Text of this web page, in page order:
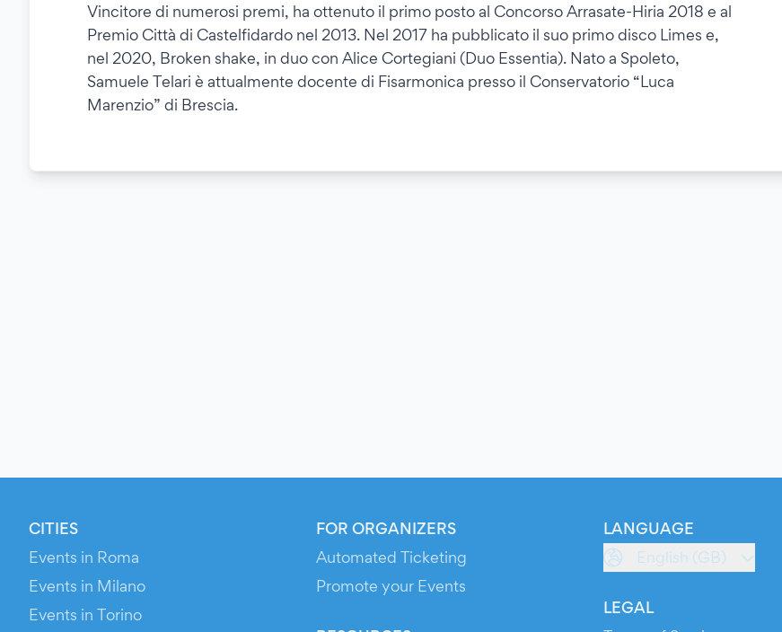
Vincitore di numerosi premi, ha ottenuto il primo posto al Concorso Arrasate-Hiria 2018 e al
Premio Città di Castelfidardo nel 2013. Nel 2017 ha pubblicato il suo primo disco Limes e,
nel 2020, Broken shake, in duo con Alice Cortegiani (Duo Essentia). Nato a Spoleto,
Samuele Telari è attualmente docente di Fisarmonica presso il Conservatorio “Luca
Marenzio” di Brescia.
CITIES
Events in Roma
Events in Milano
Events in Torino
FOR ORGANIZERS
Automated Ticketing
Promote your Events
LANGUAGE
English (GB)
LEGAL